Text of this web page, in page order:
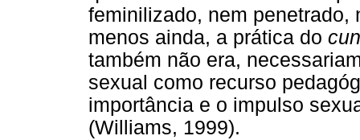
feminilizado, nem penetrado,
menos ainda, a prática do
também não era,
sexual como recurso
importância e o impulso
(Williams, 1999).